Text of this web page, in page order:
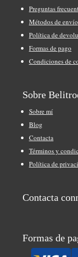
Preguntas
Métodos de envío
Política de
Formas de pago
Condiciones de
Sobre
Sobre mí
Blog
Contacta
Términos y
Política de
Contacta
Formas de